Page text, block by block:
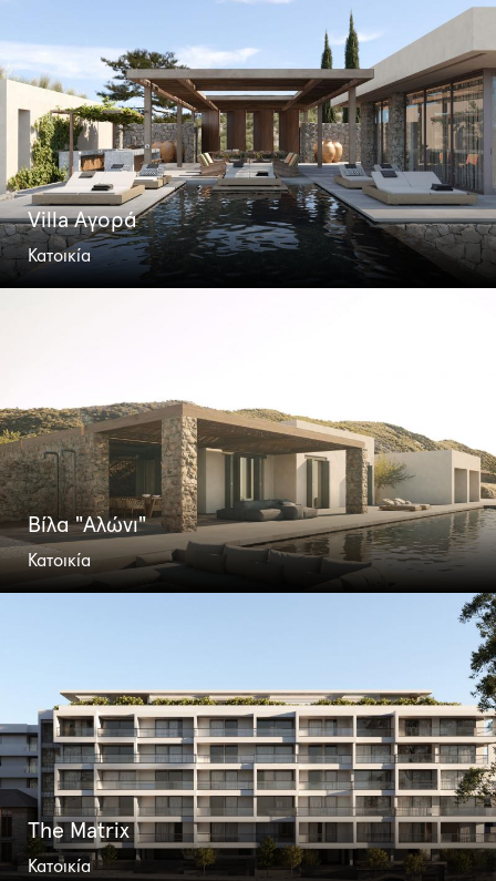
Villa Αγορά
Κατοικία
Βίλα "Αλώνι"
Κατοικία
The Matrix
Κατοικία